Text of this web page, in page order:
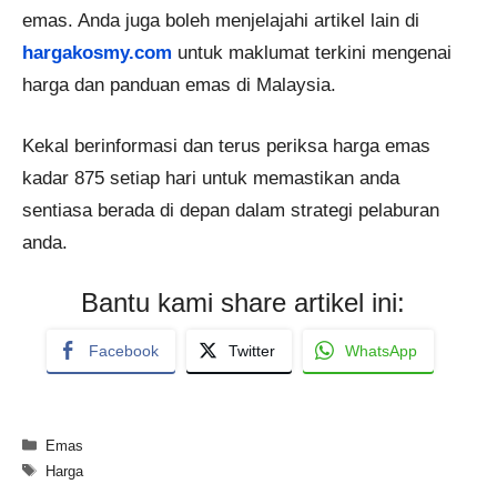
emas. Anda juga boleh menjelajahi artikel lain di
hargakosmy.com untuk maklumat terkini mengenai
harga dan panduan emas di Malaysia.
Kekal berinformasi dan terus periksa harga emas
kadar 875 setiap hari untuk memastikan anda
sentiasa berada di depan dalam strategi pelaburan
anda.
Bantu kami share artikel ini:
Facebook Twitter WhatsApp
Categories
Emas
Tags
Harga